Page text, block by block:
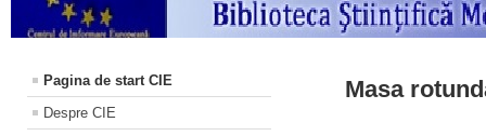
Pagina de start CIE
Despre CIE
Masa